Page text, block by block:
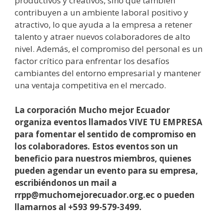
contribuyen a un ambiente laboral positivo y
atractivo, lo que ayuda a la empresa a retener
talento y atraer nuevos colaboradores de alto
nivel. Además, el compromiso del personal es un
factor crítico para enfrentar los desafíos
cambiantes del entorno empresarial y mantener
una ventaja competitiva en el mercado.
La corporación Mucho mejor Ecuador
organiza eventos llamados VIVE TU EMPRESA
para fomentar el sentido de compromiso en
los colaboradores. Estos eventos son un
beneficio para nuestros miembros, quienes
pueden agendar un evento para su empresa,
escribiéndonos un mail a
rrpp@muchomejorecuador.org.ec o pueden
llamarnos al +593 99-579-3499.